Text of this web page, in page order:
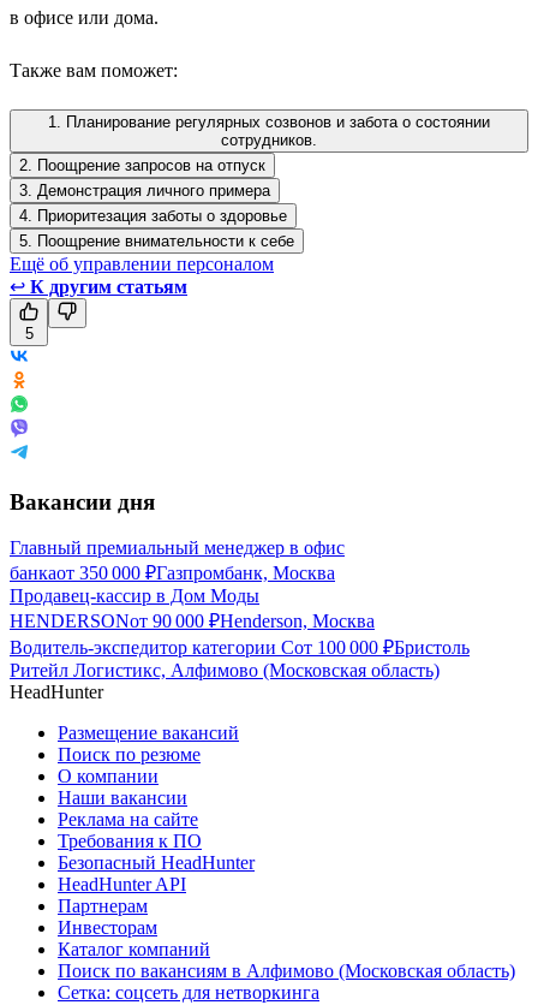
в офисе или дома.
Также вам поможет:
1. Планирование регулярных созвонов и забота о состоянии
сотрудников.
2. Поощрение запросов на отпуск
3. Демонстрация личного примера
4. Приоритезация заботы о здоровье
5. Поощрение внимательности к себе
Ещё об управлении персоналом
↩ К другим статьям
5
Вакансии дня
Главный премиальный менеджер в офис
банкаот 350 000 ₽Газпромбанк, Москва
Продавец-кассир в Дом Моды
HENDERSONот 90 000 ₽Henderson, Москва
Водитель-экспедитор категории Сот 100 000 ₽Бристоль
Ритейл Логистикс, Алфимово (Московская область)
HeadHunter
Размещение вакансий
Поиск по резюме
О компании
Наши вакансии
Реклама на сайте
Требования к ПО
Безопасный HeadHunter
HeadHunter API
Партнерам
Инвесторам
Каталог компаний
Поиск по вакансиям в Алфимово (Московская область)
Сетка: соцсеть для нетворкинга